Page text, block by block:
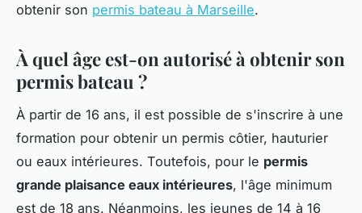
obtenir son permis bateau à Marseille.
À quel âge est-on autorisé à obtenir son
permis bateau ?
À partir de 16 ans, il est possible de s'inscrire à une
formation pour obtenir un permis côtier, hauturier
ou eaux intérieures. Toutefois, pour le permis
grande plaisance eaux intérieures, l'âge minimum
est de 18 ans. Néanmoins, les jeunes de 14 à 16